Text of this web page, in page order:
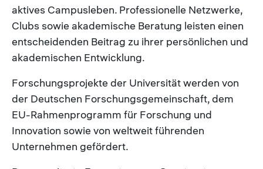
aktives Campusleben. Professionelle Netzwerke,
Clubs sowie akademische Beratung leisten einen
entscheidenden Beitrag zu ihrer persönlichen und
akademischen Entwicklung.
Forschungsprojekte der Universität werden von
der Deutschen Forschungsgemeinschaft, dem
EU-Rahmenprogramm für Forschung und
Innovation sowie von weltweit führenden
Unternehmen gefördert.